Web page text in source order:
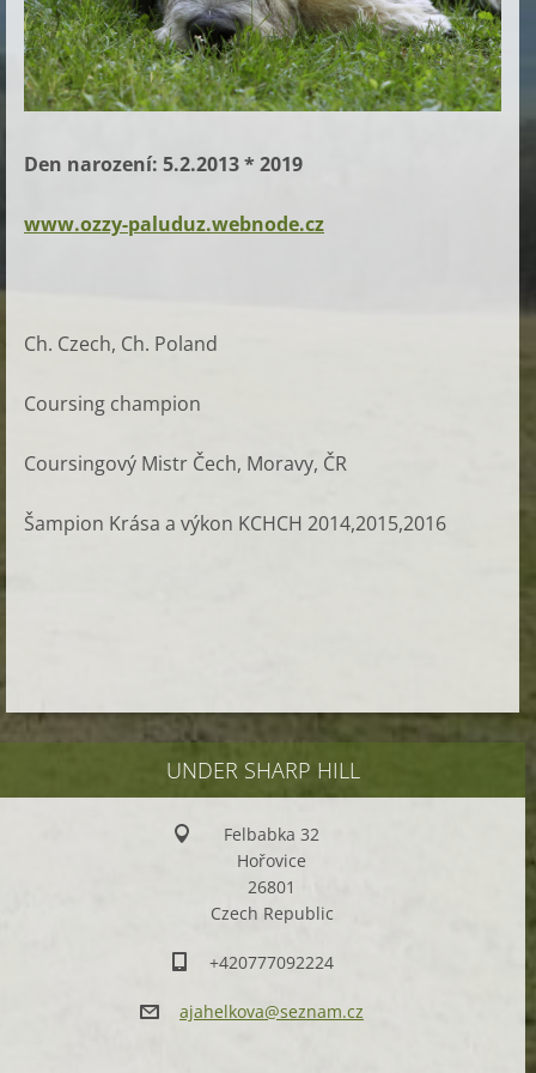
Den narození: 5.2.2013 * 2019
www.ozzy-paluduz.webnode.cz
Ch. Czech, Ch. Poland
Coursing champion
Coursingový Mistr Čech, Moravy, ČR
Šampion Krása a výkon KCHCH 2014,2015,2016
UNDER SHARP HILL
Felbabka 32
Hořovice
26801
Czech Republic
+420777092224
ajahelkova@seznam.cz